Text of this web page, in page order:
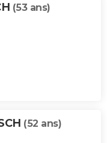
(53 ans)
(52 ans)